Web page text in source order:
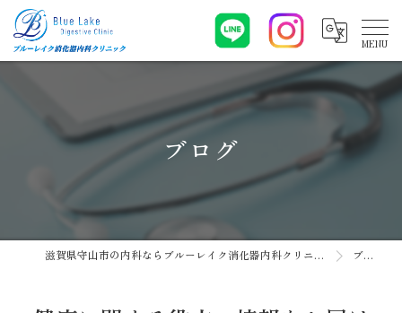
ブログ
滋賀県守山市の内科ならブルーレイク消化器内科クリニック ブログ